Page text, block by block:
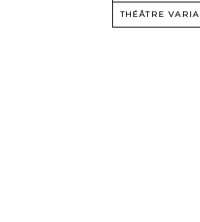
THÉÂTRE VARIA